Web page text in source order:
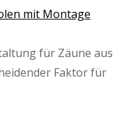
mit Montage
für Zäune aus
Faktor für